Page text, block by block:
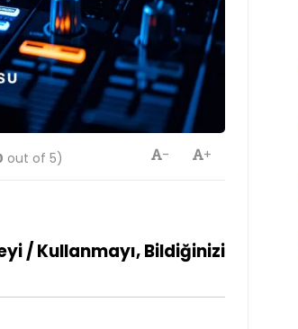
out of 5) +
-
/ Kullanmayı, Bildiğinizi